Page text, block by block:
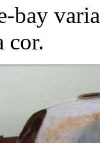
bay
cor.